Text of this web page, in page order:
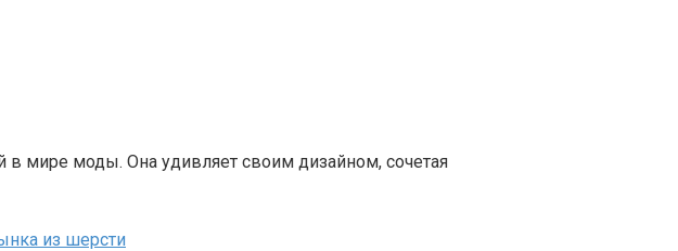
в мире моды. Она удивляет своим дизайном, сочетая
из шерсти